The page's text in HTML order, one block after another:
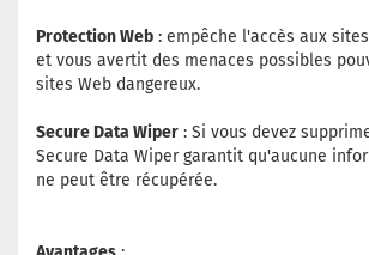
Protection Web : empêche l'accès aux
et vous avertit des menaces possibles
sites Web dangereux.
Secure Data Wiper : Si vous devez
Secure Data Wiper garantit qu'aucune
ne peut être récupérée.